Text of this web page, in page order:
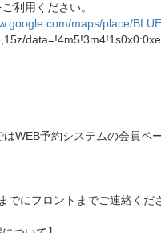
利用ください。
maps/place/BLUE
はWEB予約システムの会員
でにフロントまでご連絡くだ